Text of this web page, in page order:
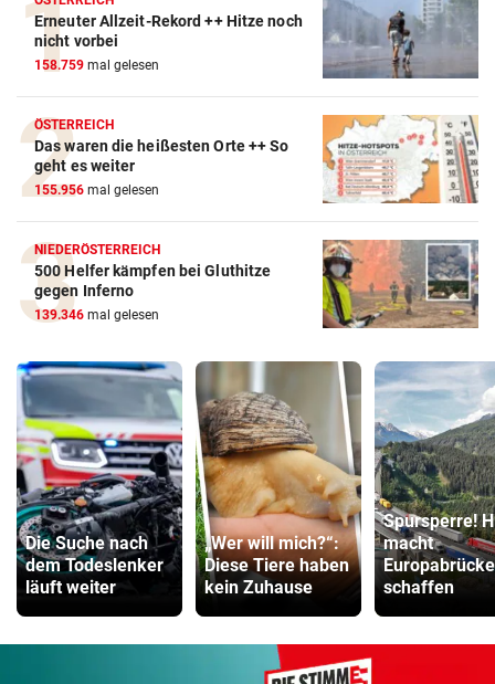
Erneuter Allzeit-Rekord ++ Hitze noch
nicht vorbei
158.759 mal gelesen
ÖSTERREICH
Das waren die heißesten Orte ++ So
geht es weiter
155.956 mal gelesen
NIEDERÖSTERREICH
500 Helfer kämpfen bei Gluthitze
gegen Inferno
139.346 mal gelesen
Die Suche nach
dem Todeslenker
läuft weiter
„Wer will mich?“:
Diese Tiere haben
kein Zuhause
Spursperre!
macht
schaffen